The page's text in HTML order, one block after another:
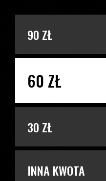
90 ZŁ
60 ZŁ
30 ZŁ
INNA KWOTA
PODAJ KWOTĘ